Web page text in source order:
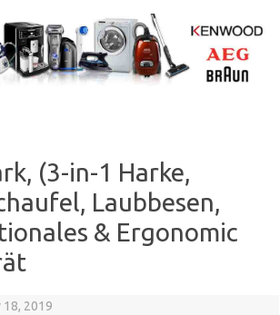
(3-in-1 Harke,
Laubbesen,
& Ergonomic
18, 2019